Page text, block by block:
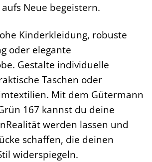
Neue begeistern.
Kinderkleidung, robuste
oder elegante
Gestalte individuelle
Taschen oder
Mit dem Gütermann
167 kannst du deine
werden lassen und
schaffen, die deinen
widerspiegeln.